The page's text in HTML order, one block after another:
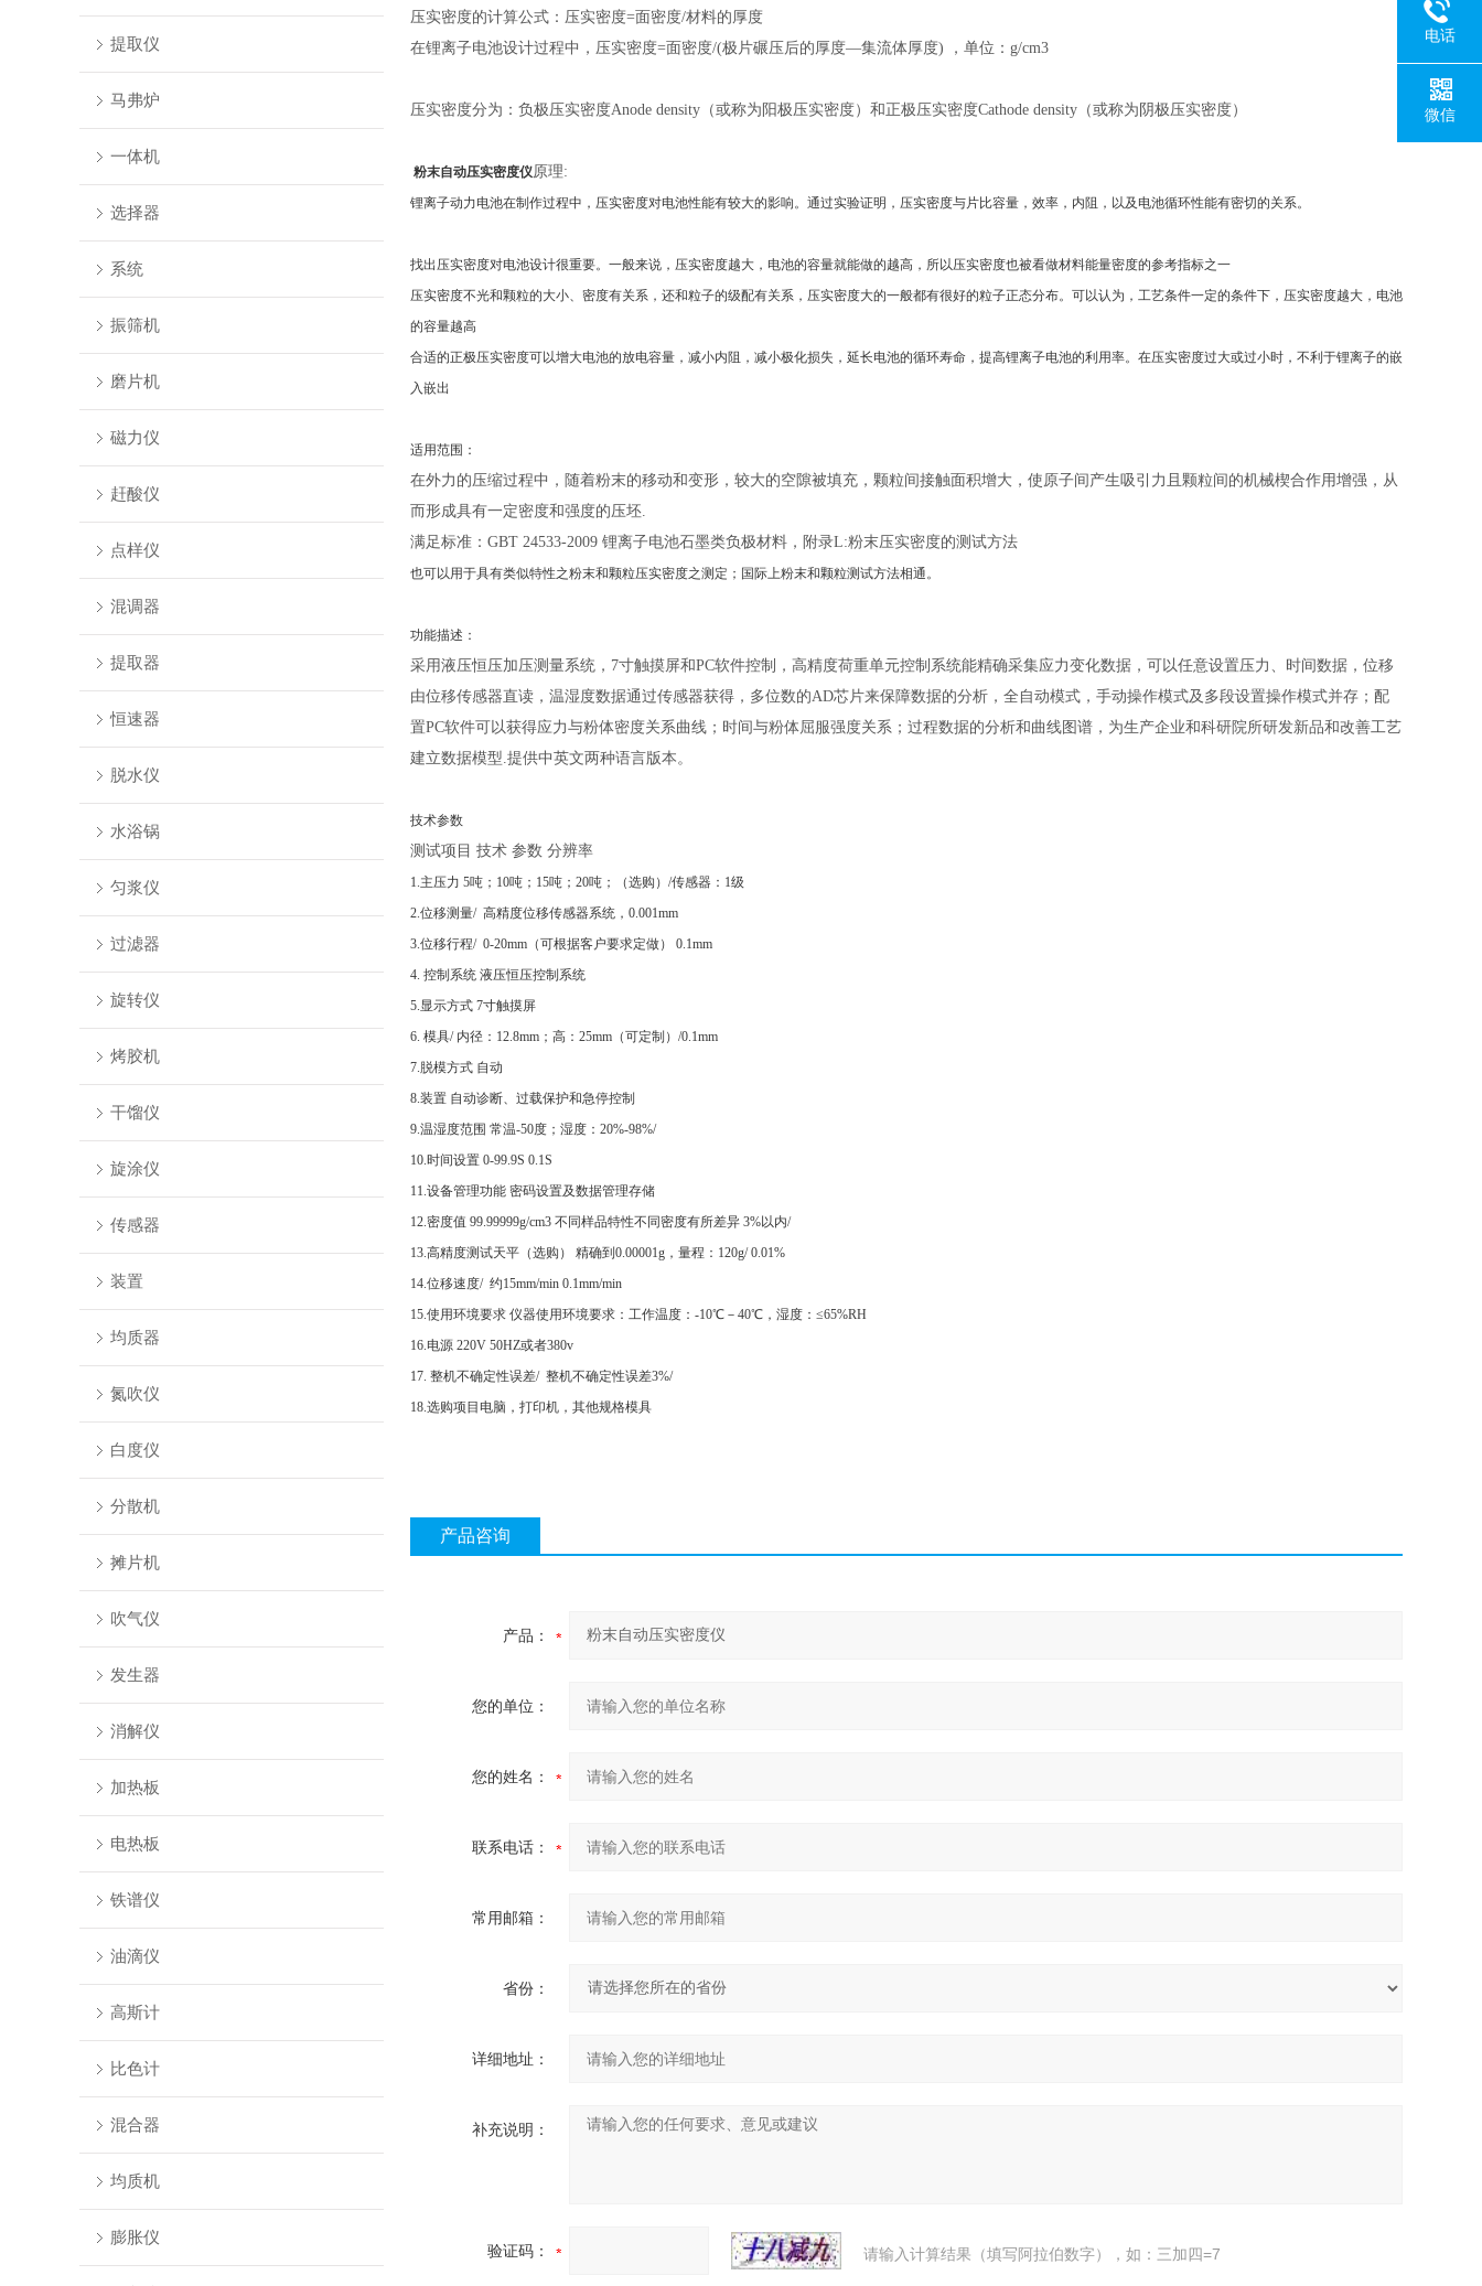
提取仪
马弗炉
一体机
选择器
系统
振筛机
磨片机
磁力仪
赶酸仪
点样仪
混调器
提取器
恒速器
脱水仪
水浴锅
匀浆仪
过滤器
旋转仪
烤胶机
干馏仪
旋涂仪
传感器
装置
均质器
氮吹仪
白度仪
分散机
摊片机
吹气仪
发生器
消解仪
加热板
电热板
铁谱仪
油滴仪
高斯计
比色计
混合器
均质机
膨胀仪
压实密度的计算公式：压实密度=面密度/材料的厚度
在锂离子电池设计过程中，压实密度=面密度/(极片碾压后的厚度—集流体厚度) ，单位：g/cm3
压实密度分为：负极压实密度Anode density（或称为阳极压实密度）和正极压实密度Cathode density（或称为阴极压实密度）
粉末自动压实密度仪原理:
锂离子动力电池在制作过程中，压实密度对电池性能有较大的影响。通过实验证明，压实密度与片比容量，效率，内阻，以及电池循环性能有密切的关系。
找出压实密度对电池设计很重要。一般来说，压实密度越大，电池的容量就能做的越高，所以压实密度也被看做材料能量密度的参考指标之一
压实密度不光和颗粒的大小、密度有关系，还和粒子的级配有关系，压实密度大的一般都有很好的粒子正态分布。可以认为，工艺条件一定的条件下，压实密度越大，电池
的容量越高
合适的正极压实密度可以增大电池的放电容量，减小内阻，减小极化损失，延长电池的循环寿命，提高锂离子电池的利用率。在压实密度过大或过小时，不利于锂离子的嵌
入嵌出
适用范围：
在外力的压缩过程中，随着粉末的移动和变形，较大的空隙被填充，颗粒间接触面积增大，使原子间产生吸引力且颗粒间的机械楔合作用增强，从
而形成具有一定密度和强度的压坯.
满足标准： GBT 24533-2009 锂离子电池石墨类负极材料，附录L:粉末压实密度的测试方法
也可以用于具有类似特性之粉末和颗粒压实密度之测定；国际上粉末和颗粒测试方法相通。
功能描述：
采用液压恒压加压测量系统， 7寸触摸屏和PC软件控制，高精度荷重单元控制系统能精确采集应力变化数据，可以任意设置压力、时间数据，位移
由位移传感器直读，温湿度数据通过传感器获得，多位数的AD芯片来保障数据的分析，全自动模式，手动操作模式及多段设置操作模式并存；配
置PC软件可以获得应力与粉体密度关系曲线；时间与粉体屈服强度关系；过程数据的分析和曲线图谱，为生产企业和科研院所研发新品和改善工艺
建立数据模型.提供中英文两种语言版本。
技术参数
测试项目 技术 参数 分辨率
1.主压力 5吨；10吨；15吨；20吨；（选购）/传感器：1级
2.位移测量/ 高精度位移传感器系统，0.001mm
3.位移行程/ 0-20mm（可根据客户要求定做） 0.1mm
4. 控制系统 液压恒压控制系统
5.显示方式 7寸触摸屏
6. 模具/ 内径：12.8mm；高：25mm（可定制）/0.1mm
7.脱模方式 自动
8.装置 自动诊断、过载保护和急停控制
9.温湿度范围 常温-50度；湿度：20%-98%/
10.时间设置 0-99.9S 0.1S
11.设备管理功能 密码设置及数据管理存储
12.密度值 99.99999g/cm3 不同样品特性不同密度有所差异 3%以内/
13.高精度测试天平（选购） 精确到0.00001g，量程：120g/ 0.01%
14.位移速度/ 约15mm/min 0.1mm/min
15.使用环境要求 仪器使用环境要求：工作温度：-10℃－40℃，湿度：≤65%RH
16.电源 220V 50HZ或者380v
17. 整机不确定性误差/ 整机不确定性误差3%/
18.选购项目电脑，打印机，其他规格模具
产品咨询
产品：
您的单位：
您的姓名：
联系电话：
常用邮箱：
省份：
详细地址：
补充说明：
验证码： 请输入计算结果（填写阿拉伯数字），如：三加四=7
电话
微信